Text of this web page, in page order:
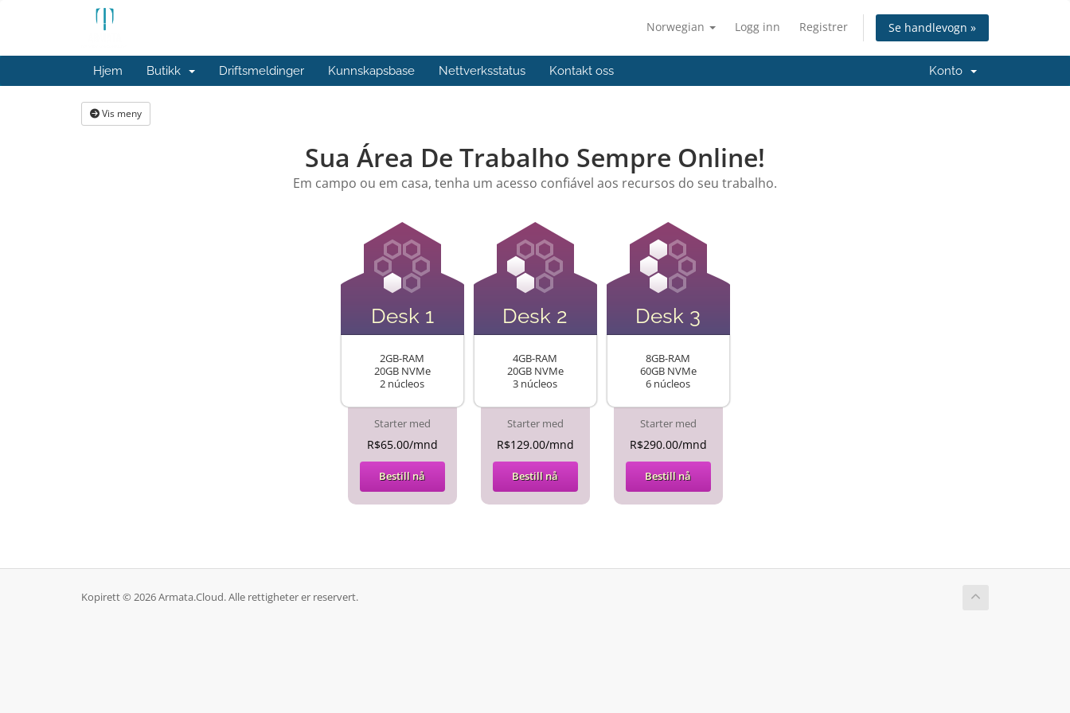
Norwegian Logg inn Registrer Se handlevogn »
Hjem Butikk Driftsmeldinger Kunnskapsbase Nettverksstatus Kontakt oss Konto
Vis meny
Sua Área De Trabalho Sempre Online!
Em campo ou em casa, tenha um acesso confiável aos recursos do seu trabalho.
Desk 1
2GB-RAM
20GB NVMe
2 núcleos
Starter med
R$65.00/mnd
Bestill nå
Desk 2
4GB-RAM
20GB NVMe
3 núcleos
Starter med
R$129.00/mnd
Bestill nå
Desk 3
8GB-RAM
60GB NVMe
6 núcleos
Starter med
R$290.00/mnd
Bestill nå
Kopirett © 2026 Armata.Cloud. Alle rettigheter er reservert.